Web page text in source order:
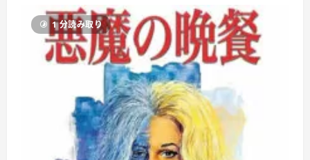
ー
ズ
死
霊
の
囁
き
に
い
て
さ
ら
に
読
む
1 分読み取り